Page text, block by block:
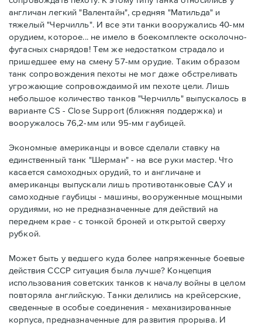
англичан легкий "Валентайн", средняя "Матильда" и
тяжелый "Черчилль". И все эти танки вооружались 40-мм
орудием, которое... не имело в боекомплекте осколочно-
фугасных снарядов! Тем же недостатком страдало и
пришедшее ему на смену 57-мм орудие. Таким образом
танк сопровождения пехоты не мог даже обстреливать
угрожающие сопровождаимой им пехоте цели. Лишь
небольшое количество танков "Черчилль" выпускалось в
варианте CS - Close Support (ближняя поддержка) и
вооружалось 76,2-мм или 95-мм гаубицей.
Экономные американцы и вовсе сделали ставку на
единственный танк "Шерман" - на все руки мастер. Что
касается самоходных орудий, то и англичане и
американцы выпускали лишь противотанковые САУ и
самоходные гаубицы - машины, вооруженные мощными
орудиями, но не предназначенные для действий на
переднем крае - с тонкой броней и открытой сверху
рубкой.
Может быть у ведшего куда более напряженные боевые
действия СССР ситуация была лучше? Концепция
использования советских танков к началу войны в целом
повторяла английскую. Танки делились на крейсерские,
сведенные в особые соединения - механизированные
корпуса, предназначенные для развития прорыва. И